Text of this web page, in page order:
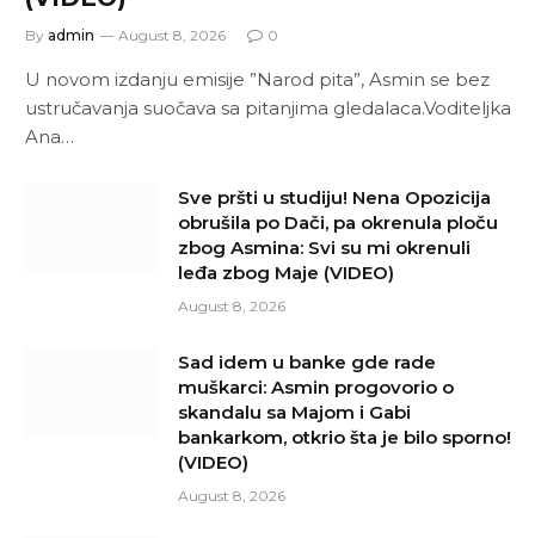
By admin August 8, 2026 0
U novom izdanju emisije ”Narod pita”, Asmin se bez
ustručavanja suočava sa pitanjima gledalaca.Voditeljka
Ana…
Sve pršti u studiju! Nena Opozicija
obrušila po Dači, pa okrenula ploču
zbog Asmina: Svi su mi okrenuli
leđa zbog Maje (VIDEO)
August 8, 2026
Sad idem u banke gde rade
muškarci: Asmin progovorio o
skandalu sa Majom i Gabi
bankarkom, otkrio šta je bilo sporno!
(VIDEO)
August 8, 2026